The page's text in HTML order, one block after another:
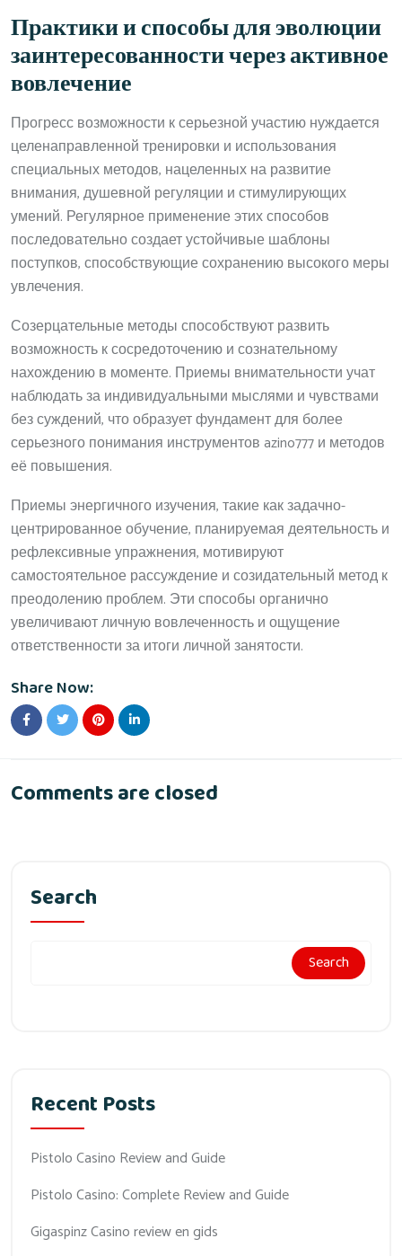
Практики и способы для эволюции
заинтересованности через активное
вовлечение
Прогресс возможности к серьезной участию нуждается
целенаправленной тренировки и использования
специальных методов, нацеленных на развитие
внимания, душевной регуляции и стимулирующих
умений. Регулярное применение этих способов
последовательно создает устойчивые шаблоны
поступков, способствующие сохранению высокого меры
увлечения.
Созерцательные методы способствуют развить
возможность к сосредоточению и сознательному
нахождению в моменте. Приемы внимательности учат
наблюдать за индивидуальными мыслями и чувствами
без суждений, что образует фундамент для более
серьезного понимания инструментов azino777 и методов
её повышения.
Приемы энергичного изучения, такие как задачно-
центрированное обучение, планируемая деятельность и
рефлексивные упражнения, мотивируют
самостоятельное рассуждение и созидательный метод к
преодолению проблем. Эти способы органично
увеличивают личную вовлеченность и ощущение
ответственности за итоги личной занятости.
Share Now:
Comments are closed
Search
Search
Recent Posts
Pistolo Casino Review and Guide
Pistolo Casino: Complete Review and Guide
Gigaspinz Casino review en gids